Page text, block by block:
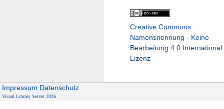
Creative Commons
Namensnennung - Keine
Bearbeitung 4.0 International
Lizenz
Impressum Datenschutz
Visual Library Server 2026